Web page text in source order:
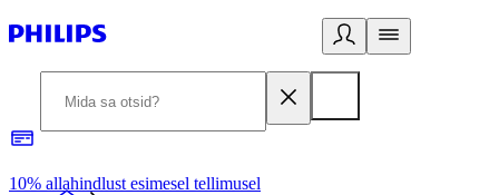
10% allahindlust esimesel tellimusel